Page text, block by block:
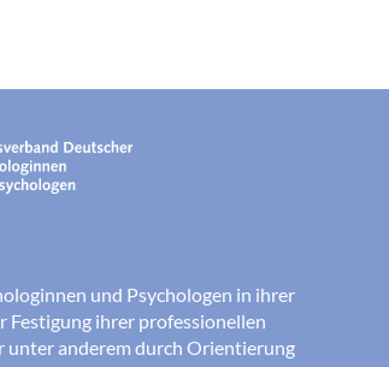
und Psychologen in ihrer
Festigung ihrer professionellen
unter anderem durch Orientierung